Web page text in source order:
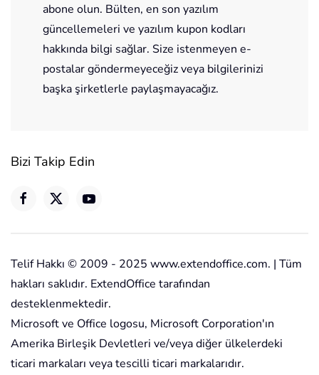
abone olun. Bülten, en son yazılım
güncellemeleri ve yazılım kupon kodları
hakkında bilgi sağlar. Size istenmeyen e-
postalar göndermeyeceğiz veya bilgilerinizi
başka şirketlerle paylaşmayacağız.
Bizi Takip Edin
Telif Hakkı © 2009 - 2025 www.extendoffice.com. | Tüm
hakları saklıdır. ExtendOffice tarafından
desteklenmektedir.
Microsoft ve Office logosu, Microsoft Corporation'ın
Amerika Birleşik Devletleri ve/veya diğer ülkelerdeki
ticari markaları veya tescilli ticari markalarıdır.